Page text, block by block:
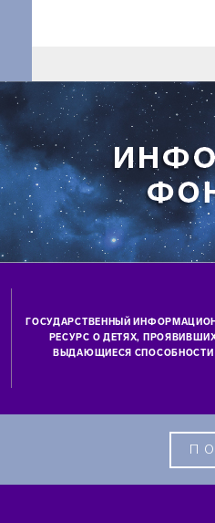
ГОСУДАРСТВЕННЫЙ
РЕСУРС О ДЕТЯХ,
ВЫДАЮЩИЕСЯ СПОСОБНОСТИ